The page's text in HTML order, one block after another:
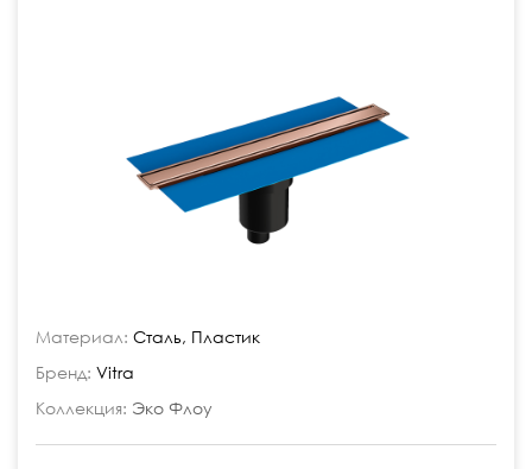
Материал: Сталь, Пластик
Бренд: Vitra
Коллекция: Эко Флоу